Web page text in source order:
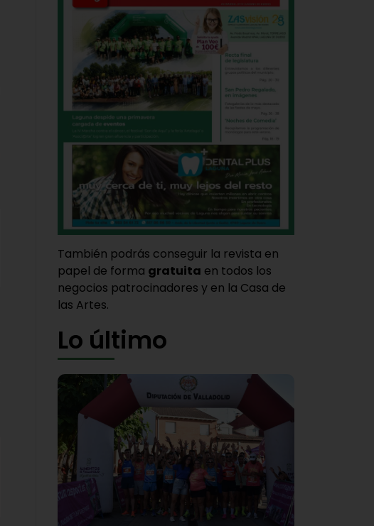
También podrás conseguir la revista en
papel de forma gratuita en todos los
negocios patrocinadores y en la Casa de
las Artes.
Lo último